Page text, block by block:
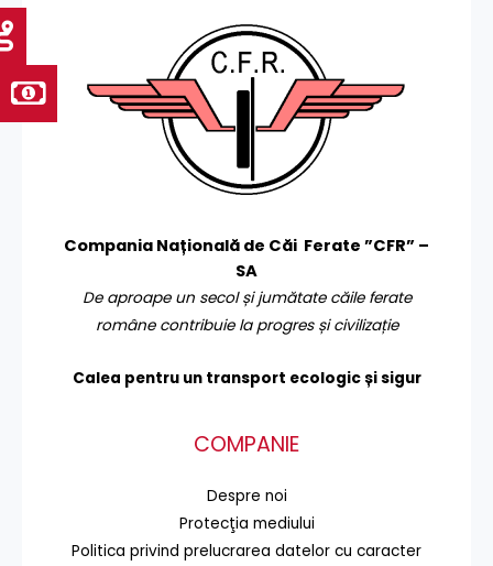
Compania Națională de Căi Ferate ”CFR” –
SA
De aproape un secol și jumătate căile ferate
române contribuie la progres și civilizație
Calea pentru un transport ecologic și sigur
COMPANIE
Despre noi
Protecţia mediului
Politica privind prelucrarea datelor cu caracter